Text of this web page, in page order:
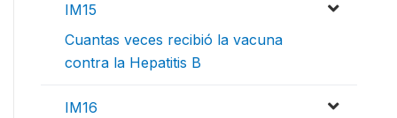
IM15
Cuantas veces recibió la vacuna
contra la Hepatitis B
IM16